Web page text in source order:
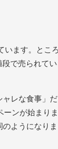
ます。とこ
で売られてい
レな食事」
ンが始まり
ようになりま